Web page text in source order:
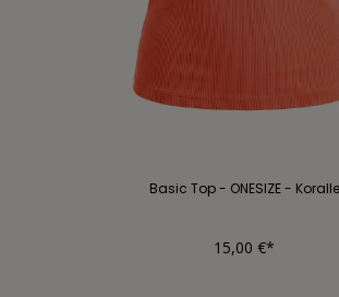
Basic Top - ONESIZE - Koralle
15,00 €*